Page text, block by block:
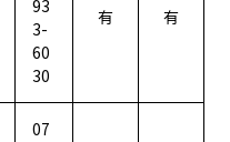
93
3-
60
30
有 有
07